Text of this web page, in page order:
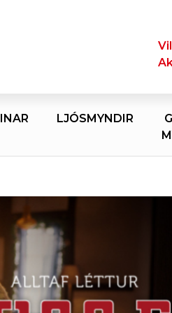
Leita
LJÓSMYNDIR